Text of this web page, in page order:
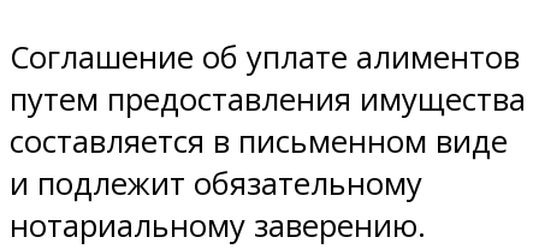
Соглашение об уплате алиментов
путем предоставления имущества
составляется в письменном виде
и подлежит обязательному
нотариальному заверению.